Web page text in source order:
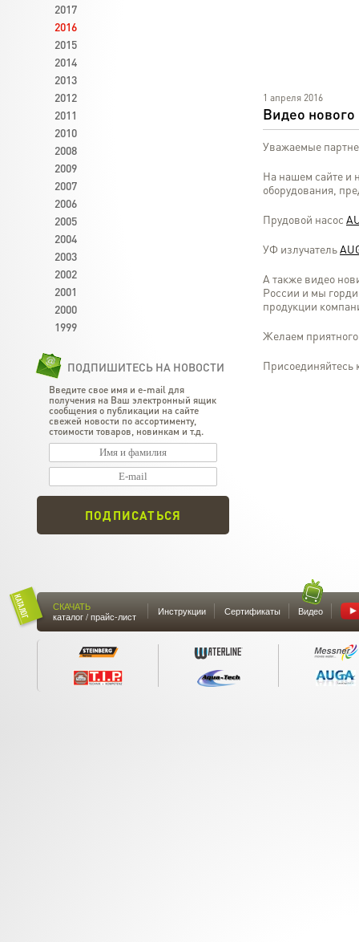
1 апреля 2016
Видео нового
Уважаемые
На нашем сайте и
оборудования,
Прудовой насос
УФ излучатель
А также видео
России и мы
продукции
Желаем
2017
2016
2015
2014
2013
2012
2011
2010
2008
2009
2007
2006
2005
2004
2003
2002
2001
2000
1999
ПОДПИШИТЕСЬ НА НОВОСТИ
Введите свое имя и e-mail для
получения на Ваш электронный ящик
сообщения о публикации на сайте
свежей новости по ассортименту,
стоимости товаров, новинкам и т.д.
ПОДПИСАТЬСЯ
СКАЧАТЬ
каталог / прайс-лист
Инструкции Сертификаты Видео